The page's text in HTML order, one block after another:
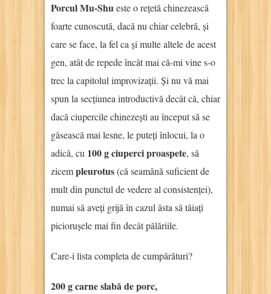
Porcul Mu-Shueste o rețetă chinezească
foarte cunoscută, dacă nu chiar celebră, și
care se face, la fel ca și multe altele de acest
gen, atât de repede încât mai că-mi vine s-o
trec la capitolul improvizații. Și nu vă mai
spun la secțiunea introductivă decât că, chiar
dacă ciupercile chinezești au început să se
găsească mai lesne, le puteți înlocui, la o
adică, cu 100 g ciuperci proaspete, să
zicempleurotus(că seamănă suficient de
mult din punctul de vedere al consistenței),
numai să aveți grijă în cazul ăsta să tăiați
piciorușele mai fin decât pălăriile.
Care-i lista completa de cumpărături?
200 g carne slabă de porc,